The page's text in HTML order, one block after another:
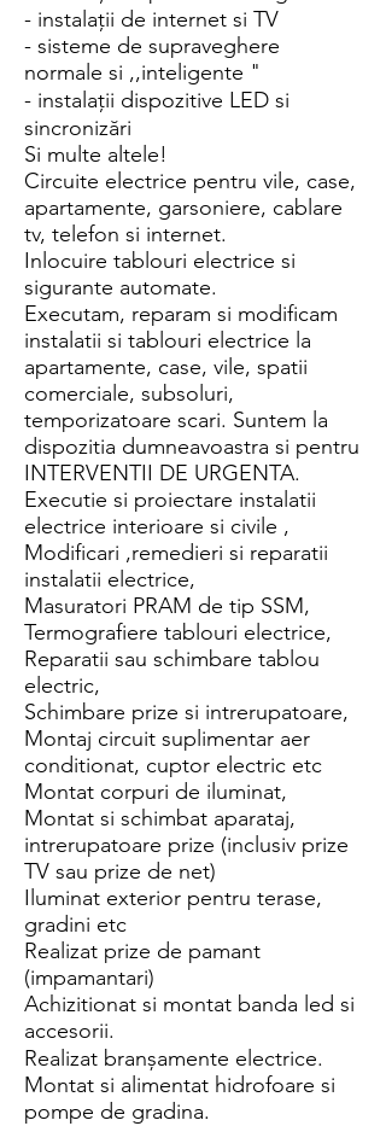
- instalații de internet si TV
- sisteme de supraveghere
normale si ,,inteligente "
- instalații dispozitive LED si
sincronizări
Si multe altele!
Circuite electrice pentru vile, case,
apartamente, garsoniere, cablare
tv, telefon si internet.
Inlocuire tablouri electrice si
sigurante automate.
Executam, reparam si modificam
instalatii si tablouri electrice la
apartamente, case, vile, spatii
comerciale, subsoluri,
temporizatoare scari. Suntem la
dispozitia dumneavoastra si pentru
INTERVENTII DE URGENTA.
Executie si proiectare instalatii
electrice interioare si civile ,
Modificari ,remedieri si reparatii
instalatii electrice,
Masuratori PRAM de tip SSM,
Termografiere tablouri electrice,
Reparatii sau schimbare tablou
electric,
Schimbare prize si intrerupatoare,
Montaj circuit suplimentar aer
conditionat, cuptor electric etc
Montat corpuri de iluminat,
Montat si schimbat aparataj,
intrerupatoare prize (inclusiv prize
TV sau prize de net)
Iluminat exterior pentru terase,
gradini etc
Realizat prize de pamant
(impamantari)
Achizitionat si montat banda led si
accesorii.
Realizat branșamente electrice.
Montat si alimentat hidrofoare si
pompe de gradina.